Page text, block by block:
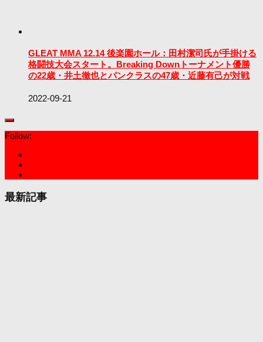
GLEAT MMA 12.14 後楽園ホール：田村潔司氏が手掛ける
格闘技大会スタート。Breaking Downトーナメント優勝
の22歳・井土徹也とパンクラスの47歳・近藤有己が対戦
2022-09-21
Follow:
最新記事